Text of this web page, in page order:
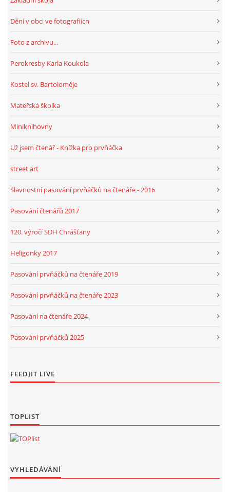
Dění v obci ve fotografiích
Foto z archivu...
Perokresby Karla Koukola
Kostel sv. Bartoloměje
Mateřská školka
Miniknihovny
Už jsem čtenář - Knížka pro prvňáčka
street art
Slavnostní pasování prvňáčků na čtenáře - 2016
Pasování čtenářů 2017
120. výročí SDH Chrášťany
Heligonky 2017
Pasování prvňáčků na čtenáře 2019
Pasování prvňáčků na čtenáře 2023
Pasování na čtenáře 2024
Pasování prvňáčků 2025
FEEDJIT LIVE
TOPLIST
VYHLEDÁVÁNÍ